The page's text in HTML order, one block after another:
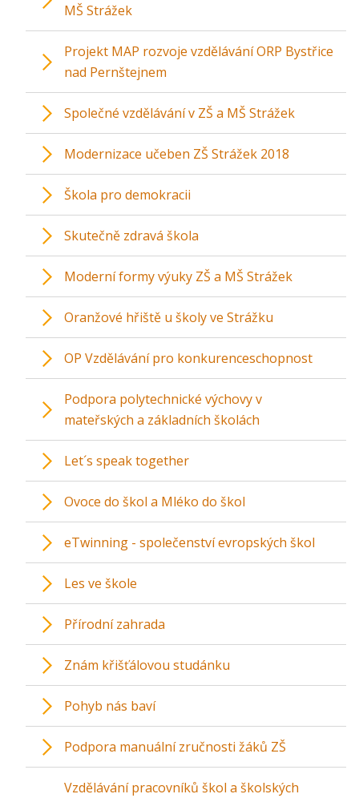
MŠ Strážek
Projekt MAP rozvoje vzdělávání ORP Bystřice
nad Pernštejnem
Společné vzdělávání v ZŠ a MŠ Strážek
Modernizace učeben ZŠ Strážek 2018
Škola pro demokracii
Skutečně zdravá škola
Moderní formy výuky ZŠ a MŠ Strážek
Oranžové hřiště u školy ve Strážku
OP Vzdělávání pro konkurenceschopnost
Podpora polytechnické výchovy v
mateřských a základních školách
Let´s speak together
Ovoce do škol a Mléko do škol
eTwinning - společenství evropských škol
Les ve škole
Přírodní zahrada
Znám křišťálovou studánku
Pohyb nás baví
Podpora manuální zručnosti žáků ZŠ
Vzdělávání pracovníků škol a školských